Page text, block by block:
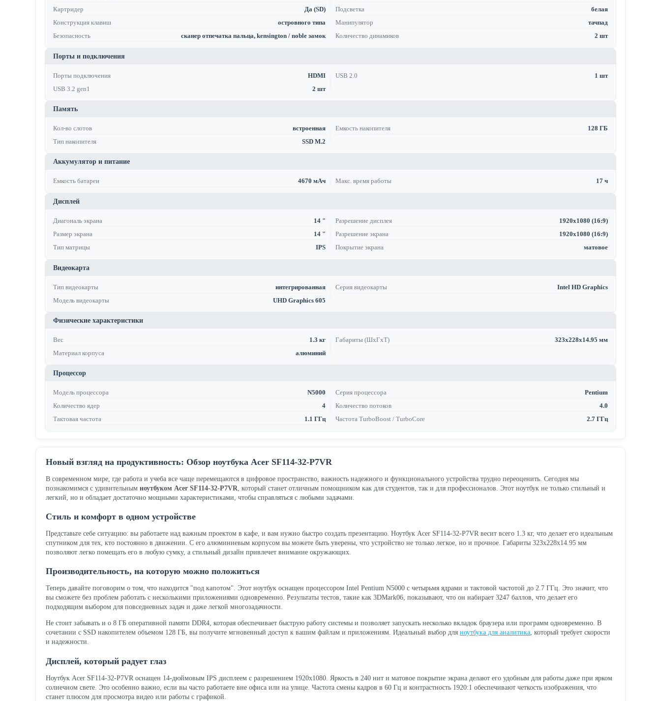
Картридер
Да (SD) Подсветка
белая
Конструкция клавиш
островного типа Манипулятор
тачпад
Безопасность
сканер отпечатка пальца, kensington / noble замок Количество динамиков 2 шт
Порты и подключения
Порты подключения HDMI USB 2.0
1 шт
USB 3.2 gen1
2 шт
Память
Кол-во слотов встроенная Емкость накопителя
128 ГБ
Тип накопителя
SSD M.2
Аккумулятор и питание
Емкость батареи 4670 мАч Макс. время работы 17 ч
Дисплей
Диагональ экрана 14 " Разрешение дисплея
1920x1080 (16:9)
Размер экрана
14 " Разрешение экрана
1920x1080 (16:9)
Тип матрицы
IPS Покрытие экрана матовое
Видеокарта
Тип видеокарты интегрированная Серия видеокарты
Intel HD Graphics
Модель видеокарты
UHD Graphics 605
Физические характеристики
Вес 1.3 кг Габариты (ШхГхТ)
323x228x14.95 мм
Материал корпуса
алюминий
Процессор
Модель процессора N5000 Серия процессора
Pentium
Количество ядер
4 Количество потоков
4.0
Тактовая частота
1.1 ГГц Частота TurboBoost / TurboCore 2.7 ГГц
Новый взгляд на продуктивность: Обзор ноутбука Acer SF114-32-P7VR
В современном мире, где работа и учеба все чаще перемещаются в цифровое пространство, важность надежного и функционального устройства трудно переоценить. Сегодня мы
познакомимся с удивительным ноутбуком Acer SF114-32-P7VR, который станет отличным помощником как для студентов, так и для профессионалов. Этот ноутбук не только стильный и
легкий, но и обладает достаточно мощными характеристиками, чтобы справляться с любыми задачами.
Стиль и комфорт в одном устройстве
Представьте себе ситуацию: вы работаете над важным проектом в кафе, и вам нужно быстро создать презентацию. Ноутбук Acer SF114-32-P7VR весит всего 1.3 кг, что делает его идеальным
спутником для тех, кто постоянно в движении. С его алюминиевым корпусом вы можете быть уверены, что устройство не только легкое, но и прочное. Габариты 323x228x14.95 мм
позволяют легко помещать его в любую сумку, а стильный дизайн привлечет внимание окружающих.
Производительность, на которую можно положиться
Теперь давайте поговорим о том, что находится "под капотом". Этот ноутбук оснащен процессором Intel Pentium N5000 с четырьмя ядрами и тактовой частотой до 2.7 ГГц. Это значит, что
вы сможете без проблем работать с несколькими приложениями одновременно. Результаты тестов, такие как 3DMark06, показывают, что он набирает 3247 баллов, что делает его
подходящим выбором для повседневных задач и даже легкой многозадачности.
Не стоит забывать и о 8 ГБ оперативной памяти DDR4, которая обеспечивает быструю работу системы и позволяет запускать несколько вкладок браузера или программ одновременно. В
сочетании с SSD накопителем объемом 128 ГБ, вы получите мгновенный доступ к вашим файлам и приложениям. Идеальный выбор для ноутбука для аналитика, который требует скорости
и надежности.
Дисплей, который радует глаз
Ноутбук Acer SF114-32-P7VR оснащен 14-дюймовым IPS дисплеем с разрешением 1920x1080. Яркость в 240 нит и матовое покрытие экрана делают его удобным для работы даже при ярком
солнечном свете. Это особенно важно, если вы часто работаете вне офиса или на улице. Частота смены кадров в 60 Гц и контрастность 1920:1 обеспечивают четкость изображения, что
станет плюсом для просмотра видео или работы с графикой.